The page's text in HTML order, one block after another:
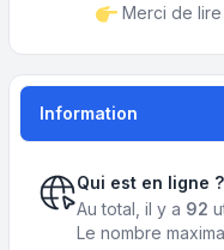
Merci de
Information
Qui est en ligne ?
Au total, il y a 92
Le nombre